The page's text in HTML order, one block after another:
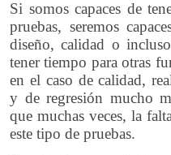
Si somos capaces de
pruebas, seremos
diseño, calidad o
tener tiempo para otras
en el caso de calidad,
y de regresión mucho
que muchas veces, la
este tipo de pruebas.